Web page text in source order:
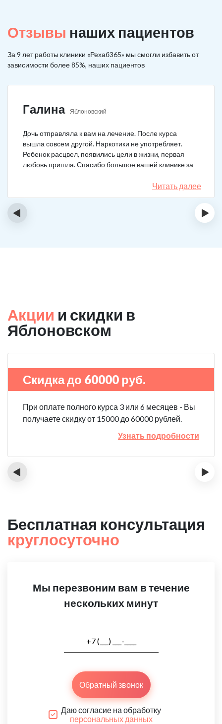
Отзывы наших пациентов
За 9 лет работы клиники «Рехаб365» мы смогли избавить от
зависимости более 85%, наших пациентов
Галина Яблоновский
Дочь отправляла к вам на лечение. После курса
вышла совсем другой. Наркотики не употребляет.
Ребенок расцвел, появились цели в жизни, первая
любовь пришла. Спасибо большое вашей клинике за
Читать далее
‹ ›
Акции и скидки в
Яблоновском
Скидка до 60000 руб.
При оплате полного курса 3 или 6 месяцев - Вы
получаете скидку от 15000 до 60000 рублей.
Узнать подробности
‹ ›
Бесплатная консультация
круглосуточно
Мы перезвоним вам в течение
нескольких минут
Обратный звонок
Даю согласие на обработку
персональных данных